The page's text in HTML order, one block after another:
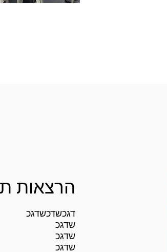
הרצאות
דגכשדכשדגכ
שדגכ
שדגכ
שדגכ